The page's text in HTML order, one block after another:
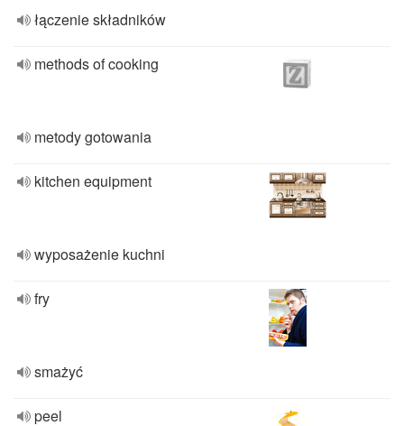
łączenie składników
methods of cooking
metody gotowania
kitchen equipment
wyposażenie kuchni
fry
smażyć
peel